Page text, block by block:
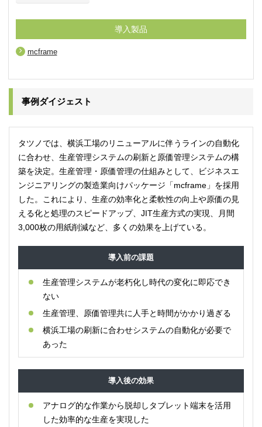
導入製品
mcframe
事例ダイジェスト
タツノでは、横浜工場のリニューアルに伴うラインの自動化
に合わせ、生産管理システムの刷新と原価管理システムの構
築を決定。生産管理・原価管理の仕組みとして、ビジネスエ
ンジニアリングの製造業向けパッケージ「mcframe」を採用
した。これにより、生産の効率化と柔軟性の向上や原価の見
える化と処理のスピードアップ、JIT生産方式の実現、月間
3,000枚の用紙削減など、多くの効果を上げている。
導入前の課題
生産管理システムが老朽化し時代の変化に即応でき
ない
生産管理、原価管理共に人手と時間がかかり過ぎる
横浜工場の刷新に合わせシステムの自動化が必要で
あった
導入後の効果
アナログ的な作業から脱却しタブレット端末を活用
した効率的な生産を実現した